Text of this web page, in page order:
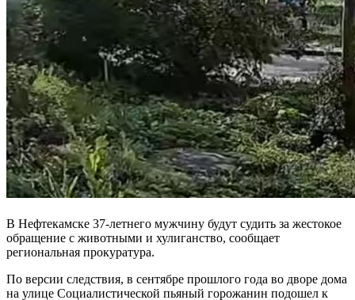
В Нефтекамске 37-летнего мужчину будут судить за жестокое
обращение с животными и хулиганство, сообщает
региональная прокуратура.
По версии следствия, в сентябре прошлого года во дворе дома
на улице Социалистической пьяный горожанин подошел к